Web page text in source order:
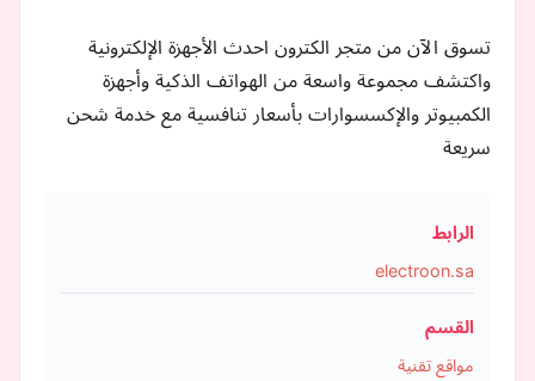
تسوق الآن من متجر الكترون احدث الأجهزة الإلكترونية
واكتشف مجموعة واسعة من الهواتف الذكية وأجهزة
الكمبيوتر والإكسسوارات بأسعار تنافسية مع خدمة شحن
سريعة
الرابط
electroon.sa
القسم
مواقع تقنية